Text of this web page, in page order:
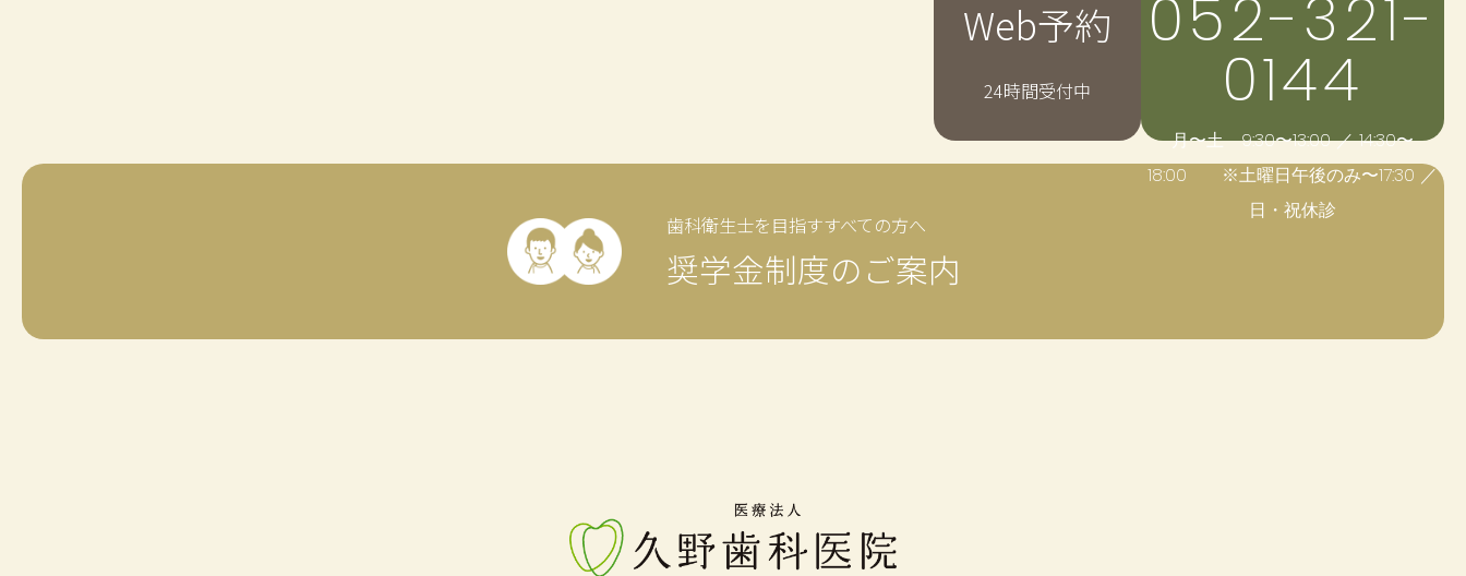
Web予約
24時間受付中
052-321-
0144
月〜土 9:30〜13:00 ／ 14:30〜
18:00
※土曜日午後のみ〜17:30 ／
日・祝休診
歯科衛生士を目指すすべての方へ
奨学金制度のご案内